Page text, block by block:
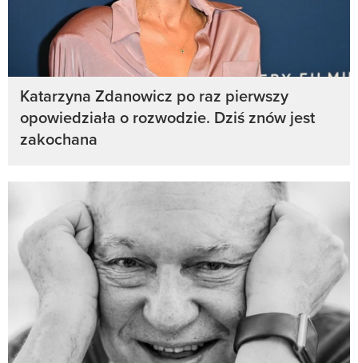
Katarzyna Zdanowicz po raz pierwszy
opowiedziała o rozwodzie. Dziś znów jest
zakochana